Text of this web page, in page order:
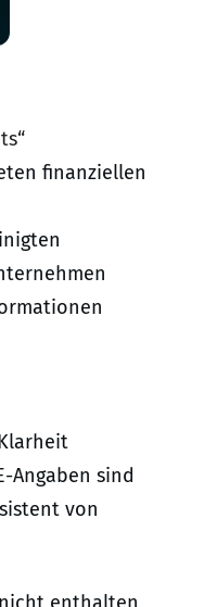
finanziellen
Angaben sind
von